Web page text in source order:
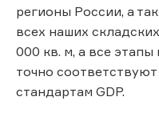
регионы России, а
всех наших
000 кв. м, а все
точно
стандартам GDP.